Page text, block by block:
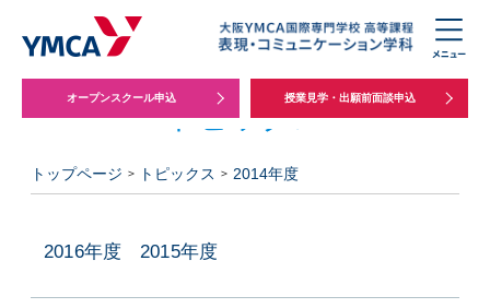
オープンスクール申込 授業見学・出願前面談申込
トピックス
トップページ トピックス 2014年度
2016年度 2015年度